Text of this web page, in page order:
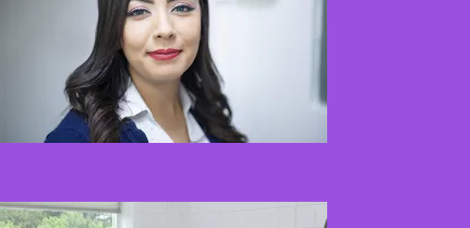
2026-06-01